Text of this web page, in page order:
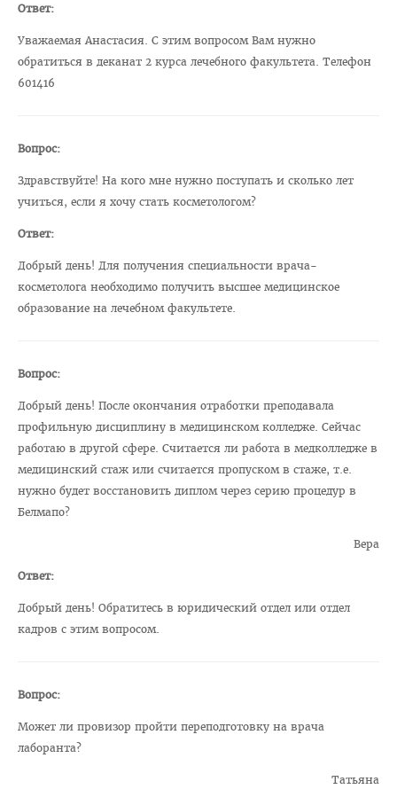
Год народного единства
Стратегия: Молодежь Беларуси - 20.30
ПОО «Белорусский Союз Женщин»
ПО РОО «Белая Русь»
Совет ветеранов ВГМУ
Каталог учебных дисциплин
Награды сотрудников ВГМУ
Заслуженный деятель науки БССР
Медаль «За трудовые заслуги»
Почётная грамота Национального собрания РБ
Почётная грамота Совета Министров РБ
Благодарность Президента РБ
Заслуженный работник образования РБ
Благодарность Председателя Палаты представителей
Национального собрания РБ
Благодарность Премьер-министра РБ
АБИТУРИЕНТУ
Ответ:
Уважаемая Анастасия. С этим вопросом Вам нужно
обратиться в деканат 2 курса лечебного факультета. Телефон
601416
Вопрос:
Здравствуйте! На кого мне нужно поступать и сколько лет
учиться, если я хочу стать косметологом?
Ответ:
Добрый день! Для получения специальности врача-
косметолога необходимо получить высшее медицинское
образование на лечебном факультете.
Вопрос:
Добрый день! После окончания отработки преподавала
профильную дисциплину в медицинском колледже. Сейчас
работаю в другой сфере. Считается ли работа в медколледже в
медицинский стаж или считается пропуском в стаже, т.е.
нужно будет восстановить диплом через серию процедур в
Белмапо?
Вера
Ответ:
Добрый день! Обратитесь в юридический отдел или отдел
кадров с этим вопросом.
Вопрос:
Может ли провизор пройти переподготовку на врача
лаборанта?
Татьяна